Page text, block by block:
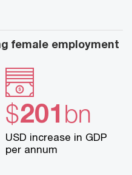
female employment
$201 bn
USD increase in GDP
per annum